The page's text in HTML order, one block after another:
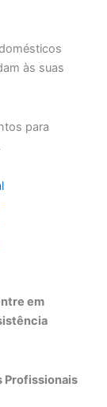
às suas
para
em
Profissionais